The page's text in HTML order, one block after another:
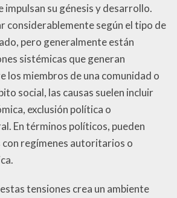
impulsan su génesis y desarrollo.
considerablemente según el tipo de
pero generalmente están
sistémicas que generan
los miembros de una comunidad o
social, las causas suelen incluir
exclusión política o
En términos políticos, pueden
regímenes autoritarios o
tensiones crea un ambiente